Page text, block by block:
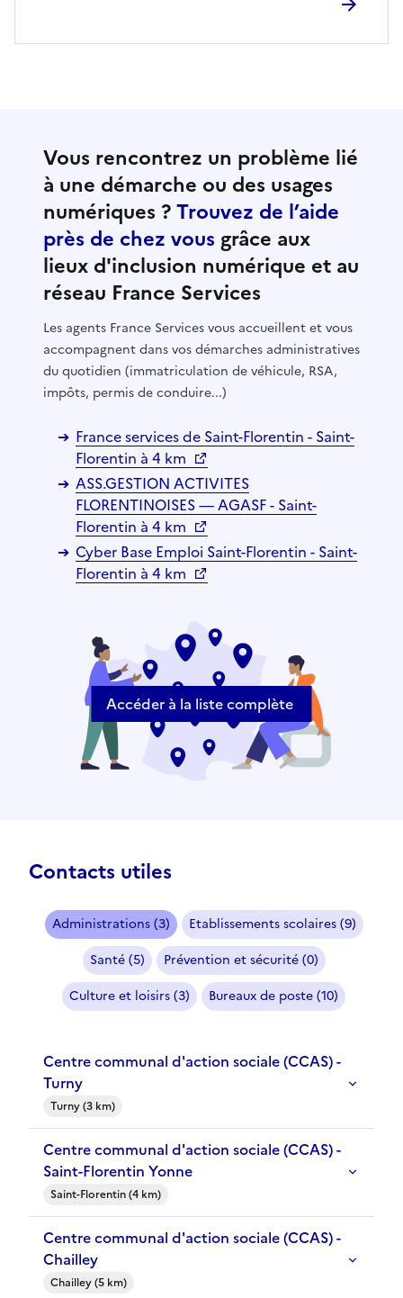
Vous rencontrez un problème lié
à une démarche ou des usages
numériques ?Trouvez de l’aide
près de chez vous grâce aux
lieux d'inclusion numérique et au
réseau France Services
Les agents France Services vous accueillent et vous
accompagnent dans vos démarches administratives
du quotidien (immatriculation de véhicule, RSA,
impôts, permis de conduire...)
France services de Saint-Florentin - Saint-
Florentin à 4 km
ASS.GESTION ACTIVITES
FLORENTINOISES — AGASF - Saint-
Florentin à 4 km
Cyber Base Emploi Saint-Florentin - Saint-
Florentin à 4 km
Accéder à la liste complète
Contacts utiles
Administrations (3)
Etablissements scolaires (9)
Santé (5)
Prévention et sécurité (0)
Culture et loisirs (3)
Bureaux de poste (10)
Centre communal d'action sociale (CCAS) -
Turny
Turny (3 km)
Centre communal d'action sociale (CCAS) -
Saint-Florentin Yonne
Saint-Florentin (4 km)
Centre communal d'action sociale (CCAS) -
Chailley
Chailley (5 km)